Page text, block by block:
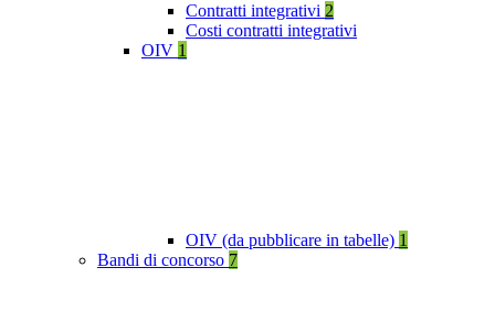
Contratti integrativi 2
Costi contratti integrativi
OIV 1
OIV (da pubblicare in tabelle) 1
Bandi di concorso 7